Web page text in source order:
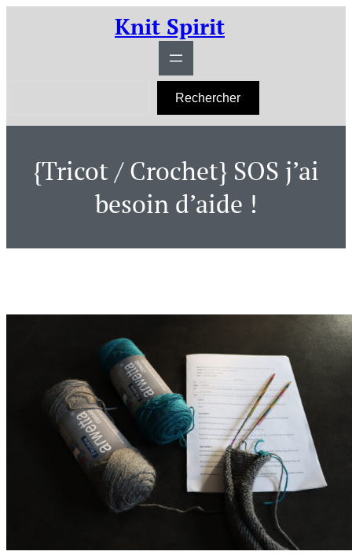
Knit Spirit
h
Rechercher
{Tricot / Crochet} SOS j’ai
besoin d’aide !